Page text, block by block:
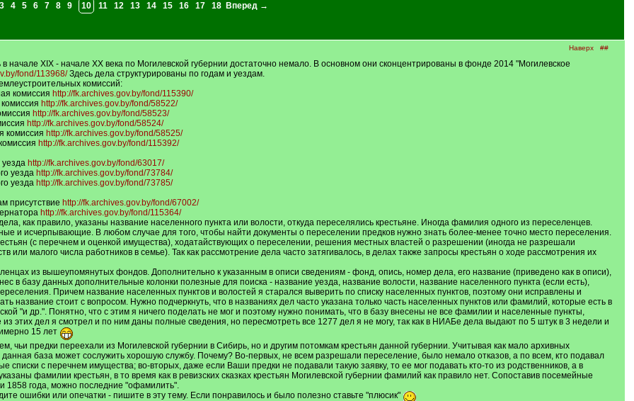
3 4 5 6 7 8 9 10 11 12 13 14 15 16 17 18
Вперед →
Наверх ##
начале XIX - начале XX века по Могилевской губернии достаточно немало. В основном они сконцентрированы в фонде 2014 "Могилевское
fond/113968/Здесь дела структурированы по годам и уездам.
комиссий:
комиссия http://fk.archives.gov.by/fond/115390/
http://fk.archives.gov.by/fond/58522/
http://fk.archives.gov.by/fond/58523/
http://fk.archives.gov.by/fond/58524/
комиссия http://fk.archives.gov.by/fond/58525/
http://fk.archives.gov.by/fond/115392/
уезда http://fk.archives.gov.by/fond/63017/
уезда http://fk.archives.gov.by/fond/73784/
уезда http://fk.archives.gov.by/fond/73785/
присутствие http://fk.archives.gov.by/fond/67002/
http://fk.archives.gov.by/fond/115364/
как правило, указаны название населенного пункта или волости, откуда переселялись крестьяне. Иногда фамилия одного из переселенцев.
и исчерпывающие. В любом случае для того, чтобы найти документы о переселении предков нужно знать более-менее точно место переселения.
(с перечнем и оценкой имущества), ходатайствующих о переселении, решения местных властей о разрешении (иногда не разрешали
или малого числа работников в семье). Так как рассмотрение дела часто затягивалось, в делах также запросы крестьян о ходе рассмотрения их
из вышеупомянутых фондов. Дополнительно к указанным в описи сведениям - фонд, опись, номер дела, его название (приведено как в описи),
в базу данных дополнительные колонки полезные для поиска - название уезда, название волости, название населенного пункта (если есть),
Причем название населенных пунктов и волостей я старался выверить по списку населенных пунктов, поэтому они исправлены и
название стоит с вопросом. Нужно подчеркнуть, что в названиях дел часто указана только часть населенных пунктов или фамилий, которые есть в
"и др.". Понятно, что с этим я ничего поделать не мог и поэтому нужно понимать, что в базу внесены не все фамилии и населенные пункты,
этих дел я смотрел и по ним даны полные сведения, но пересмотреть все 1277 дел я не могу, так как в НИАБе дела выдают по 5 штук в 3 недели и
15 лет
чьи предки переехали из Могилевской губернии в Сибирь, но и другим потомкам крестьян данной губернии. Учитывая как мало архивных
база может сослужить хорошую службу. Почему? Во-первых, не всем разрешали переселение, было немало отказов, а по всем, кто подавал
с перечнем имущества; во-вторых, даже если Ваши предки не подавали такую заявку, то ее мог подавать кто-то из родственников, а в
фамилии крестьян, в то время как в ревизских сказках крестьян Могилевской губернии фамилий как правило нет. Сопоставив посемейные
1858 года, можно последние "офамилить".
ошибки или опечатки - пишите в эту тему. Если понравилось и было полезно ставьте "плюсик"